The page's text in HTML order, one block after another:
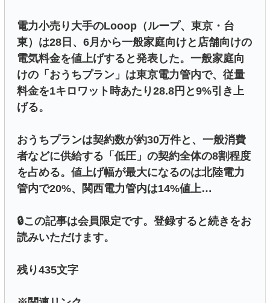
電力小売り大手のLooop（ループ、東京・台
東）は28日、6月から一般家庭向けと店舗向けの
電気料金を値上げすると発表した。一般家庭向
けの「おうちプラン」は東京電力管内で、従量
料金を1キロワット時あたり28.8円と9%引き上
げる。
おうちプランは契約数が約30万件と、一般消費
者などに供給する「低圧」の契約全体の8割程度
を占める。値上げ幅が最大になるのは北陸電力
管内で20%、関西電力管内は14%値上…
🔒この記事は会員限定です。登録すると続きをお
読みいただけます。
残り435文字